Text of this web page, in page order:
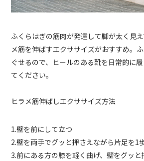
ふくらはぎの筋肉が発達して脚が太く見
メ筋を伸ばすエクササイズがおすすめ。
ぐせるので、ヒールのある靴を日常的に
てください。
ヒラメ筋伸ばしエクササイズ方法
1.壁を前にして立つ
2.壁を両手でグッと押さえながら片足を1
3.前にある方の膝を軽く曲げ、壁をグッ